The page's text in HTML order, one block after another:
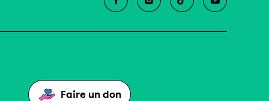
Faire un don